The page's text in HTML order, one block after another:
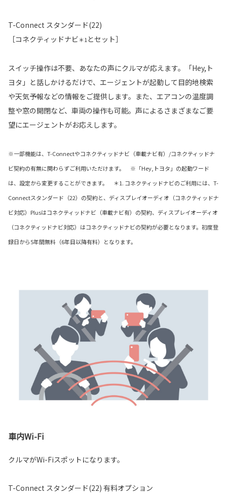
T-Connect スタンダード(22)
［コネクティッドナビ＊1とセット］
スイッチ操作は不要、あなたの声にクルマが応えます。「Hey,ト
ヨタ」と話しかけるだけで、エージェントが起動して目的地検索
や天気予報などの情報をご提供します。また、エアコンの温度調
整や窓の開閉など、車両の操作も可能。声によるさまざまなご要
望にエージェントがお応えします。
※一部機能は、T-Connectやコネクティッドナビ（車載ナビ有）/コネクティッドナ
ビ契約の有無に関わらずご利用いただけます。 ※「Hey,トヨタ」の起動ワード
は、設定から変更することができます。 ＊1. コネクティッドナビのご利用には、T-
Connectスタンダード（22）の契約と、ディスプレイオーディオ（コネクティッドナ
ビ対応）Plusはコネクティッドナビ（車載ナビ有）の契約、ディスプレイオーディオ
（コネクティッドナビ対応）はコネクティッドナビの契約が必要となります。初度登
録日から5年間無料（6年目以降有料）となります。
車内Wi-Fi
クルマがWi-Fiスポットになります。
T-Connect スタンダード(22) 有料オプション